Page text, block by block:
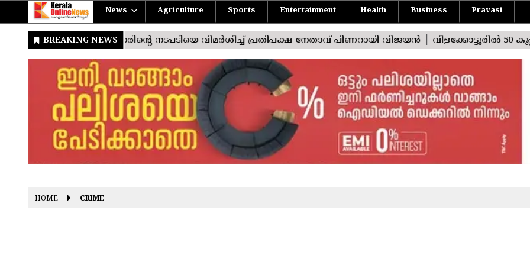
News Agriculture Sports Entertainment Health Business Pravasi
HOME CRIME